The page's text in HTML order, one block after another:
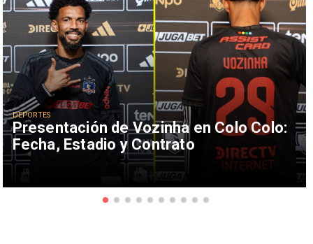
Presentación de Vozinha en Colo Colo:
Fecha, Estadio y Contrato
DEPORTES